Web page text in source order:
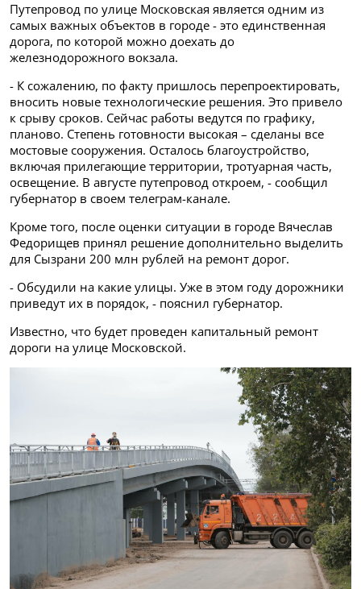
Путепровод по улице Московская является одним из
самых важных объектов в городе - это единственная
дорога, по которой можно доехать до
железнодорожного вокзала.
- К сожалению, по факту пришлось перепроектировать,
вносить новые технологические решения. Это привело
к срыву сроков. Сейчас работы ведутся по графику,
планово. Степень готовности высокая – сделаны все
мостовые сооружения. Осталось благоустройство,
включая прилегающие территории, тротуарная часть,
освещение. В августе путепровод откроем, - сообщил
губернатор в своем телеграм-канале.
Кроме того, после оценки ситуации в городе Вячеслав
Федорищев принял решение дополнительно выделить
для Сызрани 200 млн рублей на ремонт дорог.
- Обсудили на какие улицы. Уже в этом году дорожники
приведут их в порядок, - пояснил губернатор.
Известно, что будет проведен капитальный ремонт
дороги на улице Московской.